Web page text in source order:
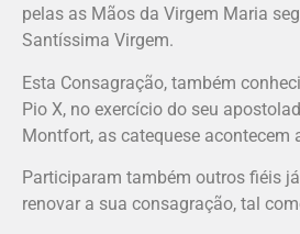
pelas as Mãos da Virgem Maria
Santíssima Virgem.
Esta Consagração, também
Pio X, no exercício do seu
Montfort, as catequese acontecem
Participaram também outros fiéis
renovar a sua consagração, tal